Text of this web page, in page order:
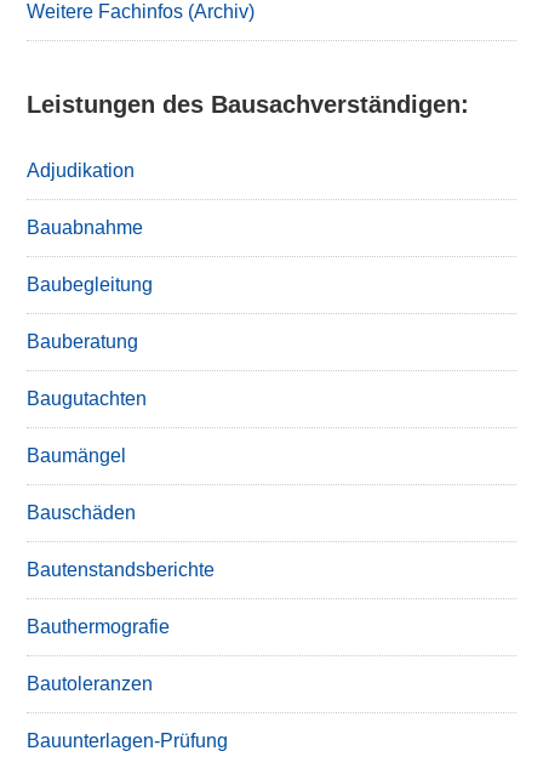
Weitere Fachinfos (Archiv)
Leistungen des Bausachverständigen:
Adjudikation
Bauabnahme
Baubegleitung
Bauberatung
Baugutachten
Baumängel
Bauschäden
Bautenstandsberichte
Bauthermografie
Bautoleranzen
Bauunterlagen-Prüfung